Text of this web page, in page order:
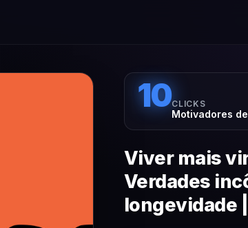
10CLICKS
Motivadores
Viver mais
Verdades
longevidade